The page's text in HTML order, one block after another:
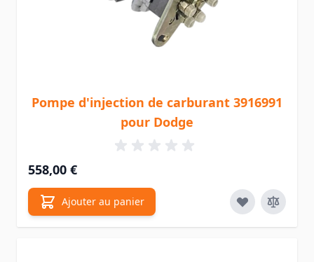
Pompe d'injection de carburant 3916991
pour Dodge
558,00 €
Ajouter au panier